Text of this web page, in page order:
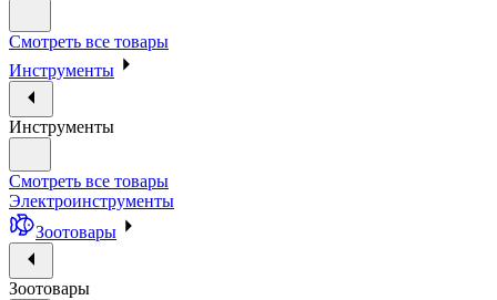
Смотреть все товары
Инструменты
Инструменты
Смотреть все товары
Электроинструменты
Зоотовары
Зоотовары